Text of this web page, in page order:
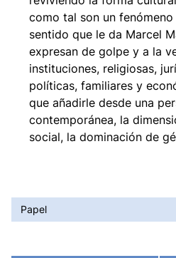
como tal son un
sentido que le da Marcel
expresan de golpe y a la
instituciones, religiosas,
políticas, familiares y
que añadirle desde una
contemporánea, la
social, la dominación de
Papel